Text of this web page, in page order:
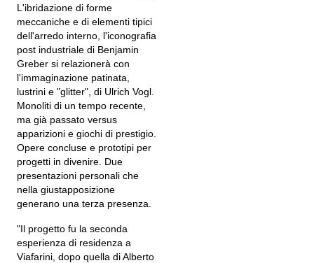
L'ibridazione di forme
meccaniche e di elementi tipici
dell'arredo interno, l'iconografia
post industriale di Benjamin
Greber si relazionerà con
l'immaginazione patinata,
lustrini e "glitter", di Ulrich Vogl.
Monoliti di un tempo recente,
ma già passato versus
apparizioni e giochi di prestigio.
Opere concluse e prototipi per
progetti in divenire. Due
presentazioni personali che
nella giustapposizione
generano una terza presenza.
"Il progetto fu la seconda
esperienza di residenza a
Viafarini, dopo quella di Alberto